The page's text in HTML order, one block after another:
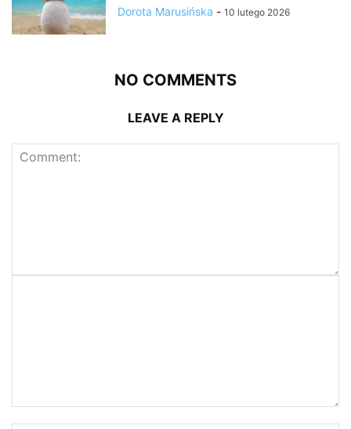
Dorota Marusińska - 10 lutego 2026
NO COMMENTS
LEAVE A REPLY